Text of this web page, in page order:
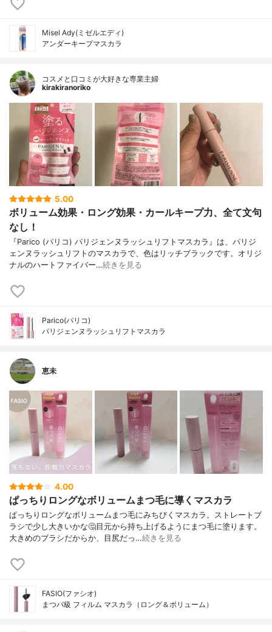
Misel Ady(ミゼルエディ)
アンダーキープマスカラ
コスメと口コミが大好きな専業主婦
kirakiranoriko
5.00
ボリューム効果・ロング効果・カールキープ力、全て文句
なし！
『Parico (パリコ) パリジェンヌラッシュリフトマスカラ』は、パリジ
ェンヌラッシュリフトのマスカラで、色はリッチブラックです。オリジ
ナルのハートファイバー…続きを見る
Parico(パリコ)
パリジェンヌラッシュリフトマスカラ
恵未
4.00
ぱっちりロングなボリュームまつ毛に導くマスカラ
ぱっちりロングなボリュームまつ毛にみちびくマスカラ。ストレートブ
ラシで少し大きいかな🤔目元から持ち上げるようにまつ毛に塗ります。
大きめのブラシだからか、目尻だっ…続きを見る
FASIO(ファシオ)
まつパ級 フィルム マスカラ（ロング＆ボリューム）